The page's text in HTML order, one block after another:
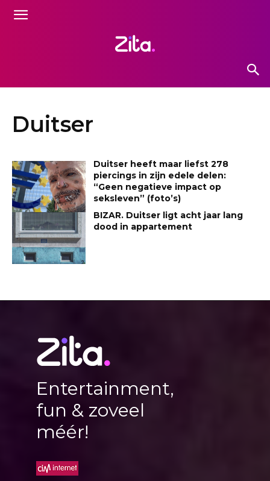
Duitser
Duitser heeft maar liefst 278
piercings in zijn edele delen:
“Geen negatieve impact op
seksleven” (foto’s)
BIZAR. Duitser ligt acht jaar lang
dood in appartement
Entertainment,
fun & zoveel
méér!